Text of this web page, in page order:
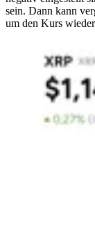
sein. Dann kann
um den Kurs